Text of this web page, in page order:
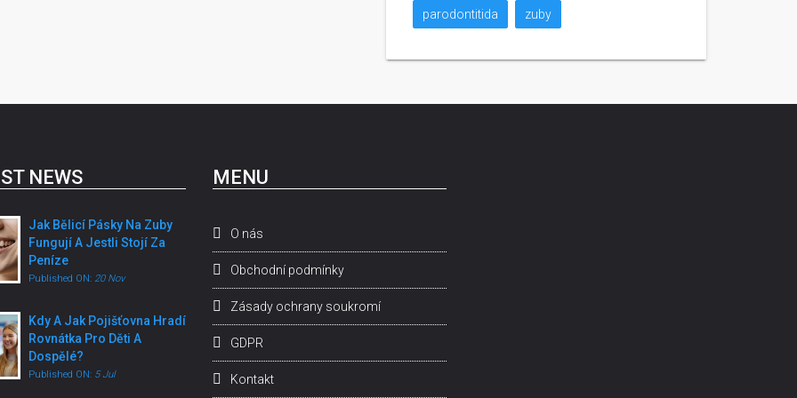
parodontitida zuby
NEWS
Jak Bělicí Pásky Na Zuby
Fungují A Jestli Stojí Za
Peníze
Published ON: 20 Nov
Kdy A Jak Pojišťovna Hradí
Rovnátka Pro Děti A
Dospělé?
Published ON: 5 Jul
MENU
O nás
Obchodní podmínky
Zásady ochrany soukromí
GDPR
Kontakt